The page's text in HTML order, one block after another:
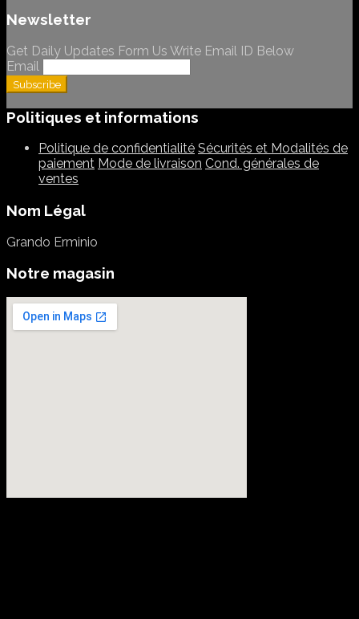
Newsletter
Get Daily Updates Form Us Write Email ID Below
Email
Politiques et informations
Politique de confidentialité Sécurités et Modalités de
paiement Mode de livraison Cond. générales de
ventes
Nom Légal
Grando Erminio
Notre magasin